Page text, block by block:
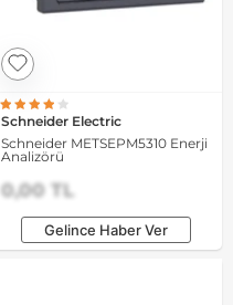
Schneider Electric
Schneider METSEPM5310 Enerji
Analizörü
0,00 TL
Gelince Haber Ver